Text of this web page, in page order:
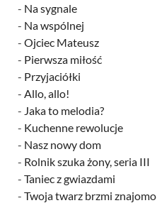
- Na sygnale
- Na wspólnej
- Ojciec Mateusz
- Pierwsza miłość
- Przyjaciółki
- Allo, allo!
- Jaka to melodia?
- Kuchenne rewolucje
- Nasz nowy dom
- Rolnik szuka żony, seria III
- Taniec z gwiazdami
- Twoja twarz brzmi znajomo